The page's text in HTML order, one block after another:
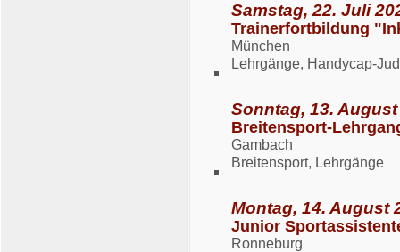
Samstag, 22. Juli
Trainerfortbildung
München
Lehrgänge, Handycap-
Sonntag, 13.
Breitensport-
Gambach
Breitensport, Lehrgänge
Montag, 14. August
Junior
Ronneburg